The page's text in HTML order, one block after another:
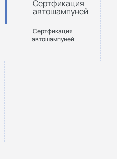
Сертфикация
автошампуней